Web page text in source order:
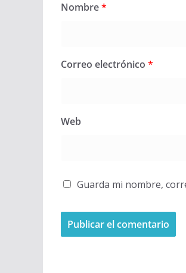
Nombre*
Correo electrónico *
Web
Guarda mi nombre,